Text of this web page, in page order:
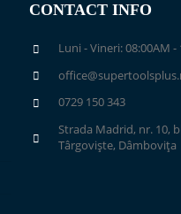
CONTACT INFO
Luni - Vineri: 08:00AM -
0729 150 343
Strada Madrid, nr. 10,
Târgoviște, Dâmbovița